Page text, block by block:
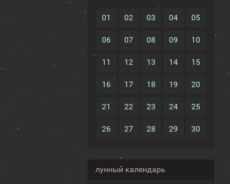
01 02 03 04 05
06 07 08 09 10
11 12 13 14 15
16 17 18 19 20
21 22 23 24 25
26 27 28 29 30
лунный календарь